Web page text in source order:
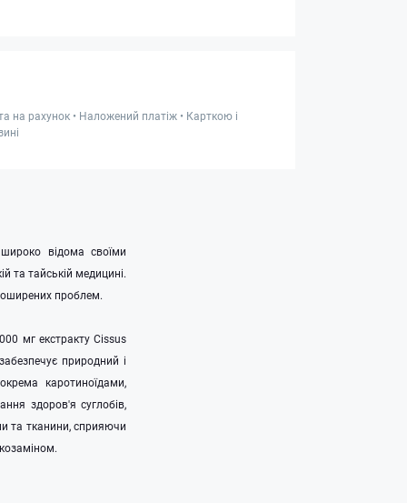
на рахунок • Наложений платіж • Карткою і
відома своїми
та тайській медицині.
проблем.
мг екстракту Cissus
природний і
каротиноїдами,
здоров'я суглобів,
та тканини, сприяючи